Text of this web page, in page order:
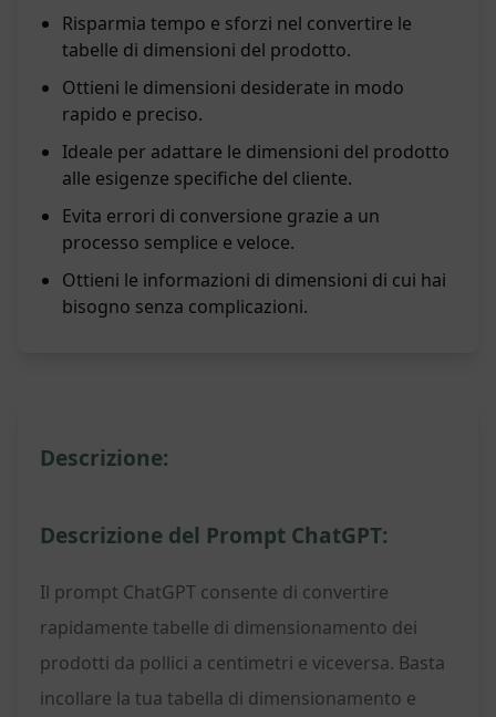
Risparmia tempo e sforzi nel convertire le
tabelle di dimensioni del prodotto.
Ottieni le dimensioni desiderate in modo
rapido e preciso.
Ideale per adattare le dimensioni del prodotto
alle esigenze specifiche del cliente.
Evita errori di conversione grazie a un
processo semplice e veloce.
Ottieni le informazioni di dimensioni di cui hai
bisogno senza complicazioni.
Descrizione:
Descrizione del Prompt ChatGPT:
Il prompt ChatGPT consente di convertire
rapidamente tabelle di dimensionamento dei
prodotti da pollici a centimetri e viceversa. Basta
incollare la tua tabella di dimensionamento e